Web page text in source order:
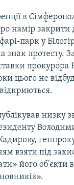
в
намір закрити
парк у
знак протесту.
прокурора
цього не
низку
взяти під
його об'єкти